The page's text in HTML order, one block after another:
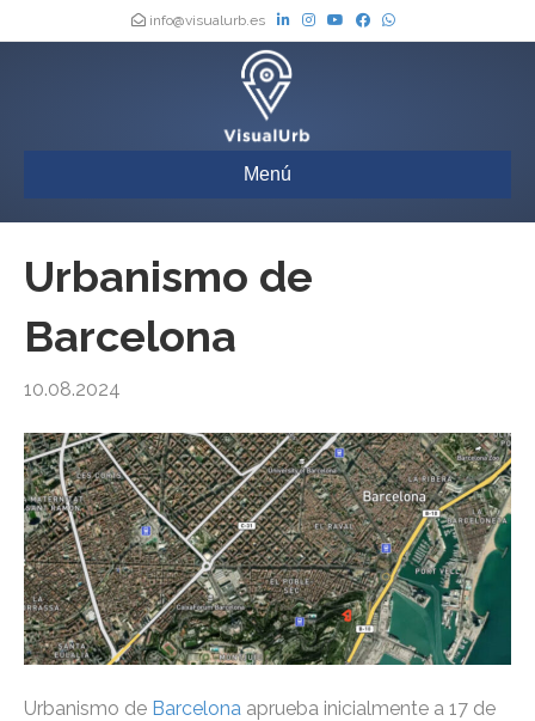
info@visualurb.es
Menú
Urbanismo de
Barcelona
10.08.2024
Urbanismo de Barcelona aprueba inicialmente a 17 de